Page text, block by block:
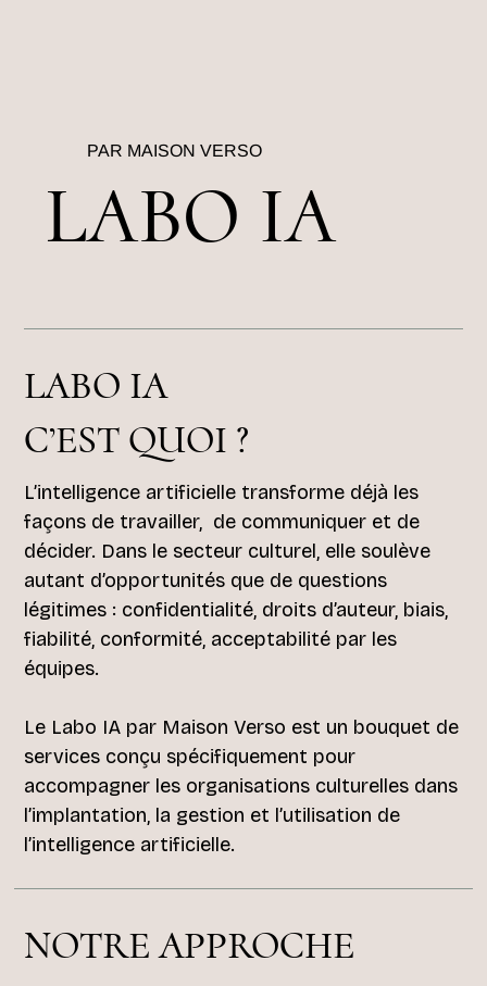
PAR MAISON VERSO
LABO IA
LABO IA
C’EST QUOI ?
L’intelligence artificielle transforme déjà les
façons de travailler, de communiquer et de
décider. Dans le secteur culturel, elle soulève
autant d’opportunités que de questions
légitimes : confidentialité, droits d’auteur, biais,
fiabilité, conformité, acceptabilité par les
équipes.
Le Labo IA par Maison Verso est un bouquet de
services conçu spécifiquement pour
accompagner les organisations culturelles dans
l’implantation, la gestion et l’utilisation de
l’intelligence artificielle.
NOTRE APPROCHE